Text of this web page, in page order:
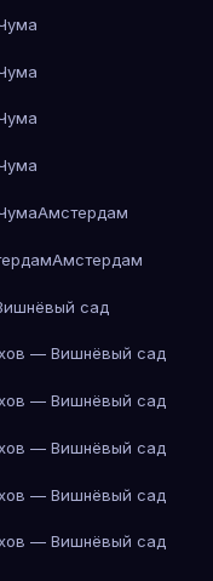
Амстердам
Амстердам
сад
— Вишнёвый сад
— Вишнёвый сад
— Вишнёвый сад
— Вишнёвый сад
— Вишнёвый сад